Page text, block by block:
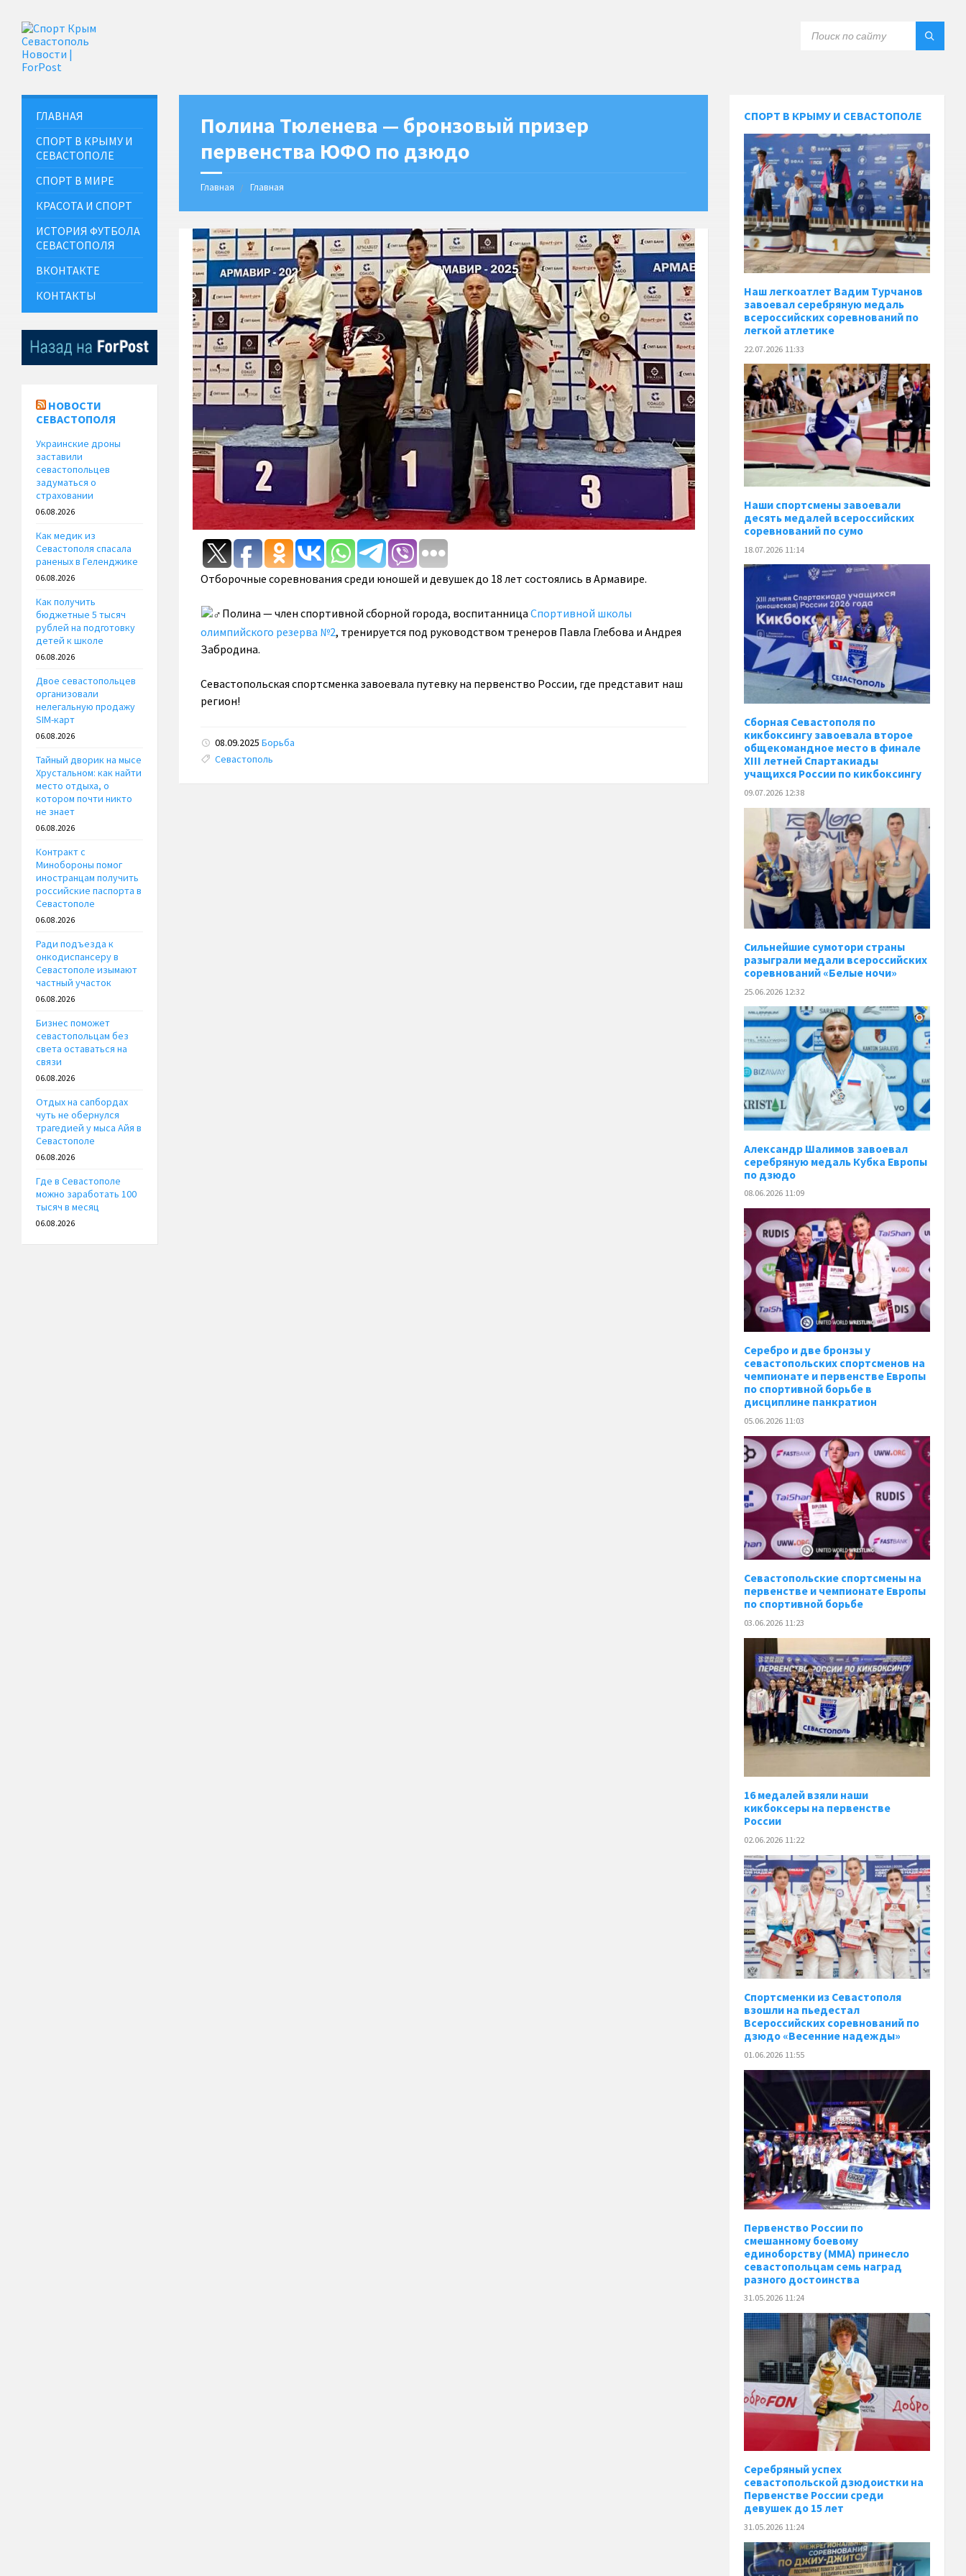
Полина Тюленева — бронзовый призер
первенства ЮФО по дзюдо
Главная Главная
Отборочные соревнования среди юношей и девушек до 18 лет состоялись в Армавире.
Полина — член спортивной сборной города, воспитанницаСпортивной школы
олимпийского резерва №2, тренируется под руководством тренеров Павла Глебова и Андрея
Забродина.
Севастопольская спортсменка завоевала путевку на первенство России, где представит наш
регион!
08.09.2025 Борьба
Tags:
Севастополь
ГЛАВНАЯ
СПОРТ В КРЫМУ И
СЕВАСТОПОЛЕ
СПОРТ В МИРЕ
КРАСОТА И СПОРТ
ИСТОРИЯ ФУТБОЛА
СЕВАСТОПОЛЯ
ВКОНТАКТЕ
КОНТАКТЫ
НОВОСТИ
СЕВАСТОПОЛЯ
Украинские дроны
заставили
севастопольцев
задуматься о
страховании
06.08.2026
Как медик из
Севастополя спасала
раненых в Геленджике
06.08.2026
Как получить
бюджетные 5 тысяч
рублей на подготовку
детей к школе
06.08.2026
Двое севастопольцев
организовали
нелегальную продажу
SIM-карт
06.08.2026
Тайный дворик на мысе
Хрустальном: как найти
место отдыха, о
котором почти никто
не знает
06.08.2026
Контракт с
Минобороны помог
иностранцам получить
российские паспорта в
Севастополе
06.08.2026
Ради подъезда к
онкодиспансеру в
Севастополе изымают
частный участок
06.08.2026
Бизнес поможет
севастопольцам без
света оставаться на
связи
06.08.2026
Отдых на сапбордах
чуть не обернулся
трагедией у мыса Айя в
Севастополе
06.08.2026
Где в Севастополе
можно заработать 100
тысяч в месяц
06.08.2026
СПОРТ В КРЫМУ И СЕВАСТОПОЛЕ
Наш легкоатлет Вадим Турчанов
завоевал серебряную медаль
всероссийских соревнований по
легкой атлетике
22.07.2026 11:33
Наши спортсмены завоевали
десять медалей всероссийских
соревнований по сумо
18.07.2026 11:14
Сборная Севастополя по
кикбоксингу завоевала второе
общекомандное место в финале
XIII летней Спартакиады
учащихся России по кикбоксингу
09.07.2026 12:38
Сильнейшие сумотори страны
разыграли медали всероссийских
соревнований «Белые ночи»
25.06.2026 12:32
Александр Шалимов завоевал
серебряную медаль Кубка Европы
по дзюдо
08.06.2026 11:09
Серебро и две бронзы у
севастопольских спортсменов на
чемпионате и первенстве Европы
по спортивной борьбе в
дисциплине панкратион
05.06.2026 11:03
Севастопольские спортсмены на
первенстве и чемпионате Европы
по спортивной борьбе
03.06.2026 11:23
16 медалей взяли наши
кикбоксеры на первенстве
России
02.06.2026 11:22
Спортсменки из Севастополя
взошли на пьедестал
Всероссийских соревнований по
дзюдо «Весенние надежды»
01.06.2026 11:55
Первенство России по
смешанному боевому
единоборству (ММА) принесло
севастопольцам семь наград
разного достоинства
31.05.2026 11:24
Серебряный успех
севастопольской дзюдоистки на
Первенстве России среди
девушек до 15 лет
31.05.2026 11:24